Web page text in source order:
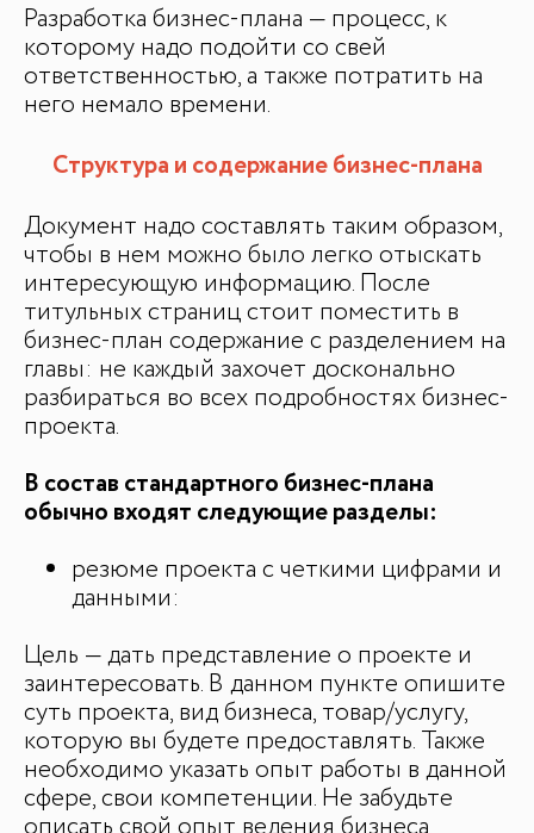
ДЛЯ СМИ
Медиакит
Контакты
Разработка бизнес-плана — процесс, к
которому надо подойти со свей
ответственностью, а также потратить на
него немало времени.
Структура и содержание бизнес-плана
Документ надо составлять таким образом,
чтобы в нем можно было легко отыскать
интересующую информацию. После
титульных страниц стоит поместить в
бизнес-план содержание с разделением на
главы: не каждый захочет досконально
разбираться во всех подробностях бизнес-
проекта.
В состав стандартного бизнес-плана
обычно входят следующие разделы:
резюме проекта с четкими цифрами и
данными:
Цель — дать представление о проекте и
заинтересовать. В данном пункте опишите
суть проекта, вид бизнеса, товар/услугу,
которую вы будете предоставлять. Также
необходимо указать опыт работы в данной
сфере, свои компетенции. Не забудьте